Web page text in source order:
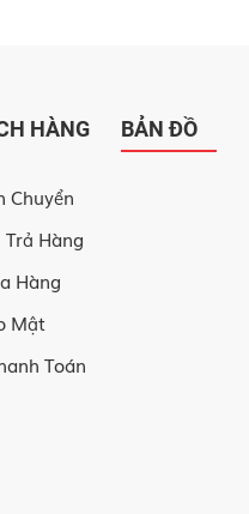
HÀNG
Chuyển
Hàng
Hàng
Mật
Toán
BẢN ĐỒ